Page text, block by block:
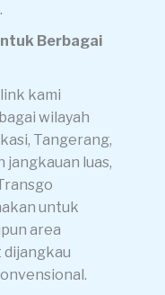
Berbagai
kami
wilayah
Tangerang,
jangkauan luas,
untuk
area